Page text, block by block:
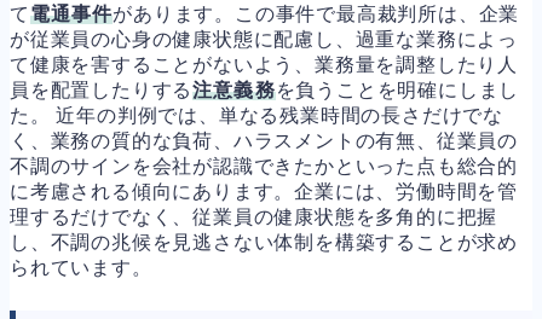
て電通事件があります。この事件で最高裁判所は、企業
が従業員の心身の健康状態に配慮し、過重な業務によっ
て健康を害することがないよう、業務量を調整したり人
員を配置したりする注意義務を負うことを明確にしまし
た。 近年の判例では、単なる残業時間の長さだけでな
く、業務の質的な負荷、ハラスメントの有無、従業員の
不調のサインを会社が認識できたかといった点も総合的
に考慮される傾向にあります。企業には、労働時間を管
理するだけでなく、従業員の健康状態を多角的に把握
し、不調の兆候を見逃さない体制を構築することが求め
られています。